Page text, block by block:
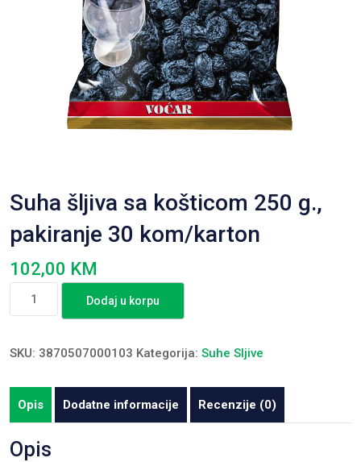
Suha šljiva sa košticom 250 g.,
pakiranje 30 kom/karton
102,00 KM
Suha
košticom
g.,
pakiranje
30
kom/karton
Dodaj u korpu
SKU: 3870507000103 Kategorija: Suhe Sljive
Opis Dodatne informacije Recenzije (0)
Opis